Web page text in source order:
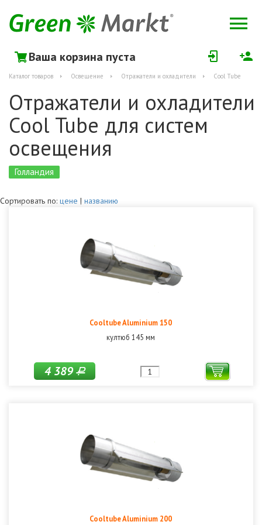
Ваша корзина пуста
Каталог товаров Освещение Отражатели и охладители Cool Tube
Отражатели и охладители
Cool Tube для систем
освещения
Голландия
Сортировать по: цене | названию
Cooltube Aluminium 150
култюб 145 мм
4 389Р
Cooltube Aluminium 200